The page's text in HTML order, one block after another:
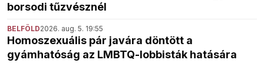
borsodi tűzvésznél
BELFÖLD2026. aug. 5. 19:55
Homoszexuális pár javára döntött a
gyámhatóság az LMBTQ-lobbisták hatására